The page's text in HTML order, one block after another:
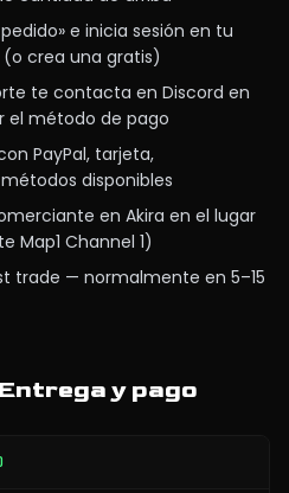
e inicia sesión en tu
crea una gratis)
te contacta en Discord en
el método de pago
PayPal, tarjeta,
disponibles
en Akira en el lugar
Map1 Channel 1)
trade — normalmente en 5–15
y pago